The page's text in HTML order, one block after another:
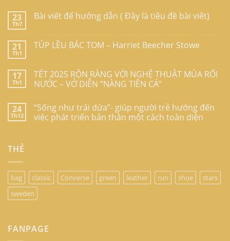
23
Th7
Bài viết để hướng dẫn ( Đây là tiêu đề bài viêt)
21
Th1
TÚP LỀU BÁC TOM – Harriet Beecher Stowe
17
Th1
TẾT 2025 RỘN RÀNG VỚI NGHỆ THUẬT MÚA RỐI
NƯỚC – VỞ DIỄN “NÀNG TIÊN CÁ”
24
Th12
“Sống như trái dứa”- giúp người trẻ hướng đến
việc phát triển bản thân một cách toàn diện
THẺ
bag classic Converse green leather run shoe
stars
sweden
FANPAGE